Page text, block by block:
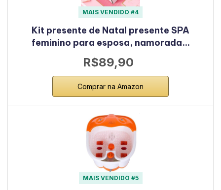
MAIS VENDIDO #4
Kit presente de Natal presente SPA
feminino para esposa, namorada…
R$89,90
Comprar na Amazon
MAIS VENDIDO #5